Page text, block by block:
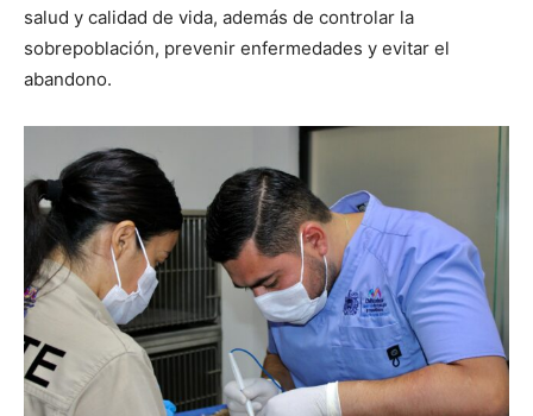
salud y calidad de vida, además de controlar la
sobrepoblación, prevenir enfermedades y evitar el
abandono.